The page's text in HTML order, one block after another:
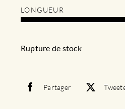
LONGUEUR
Rupture de stock
Partager